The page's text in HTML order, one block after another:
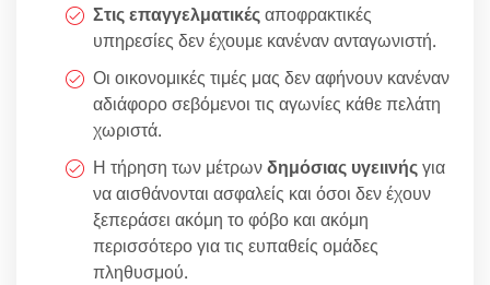
Στις επαγγελματικέςαποφρακτικές
υπηρεσίες δεν έχουμε κανέναν ανταγωνιστή.
Οι οικονομικές τιμές μας δεν αφήνουν κανέναν
αδιάφορο σεβόμενοι τις αγωνίες κάθε πελάτη
χωριστά.
Η τήρηση των μέτρωνδημόσιας υγειινήςγια
να αισθάνονται ασφαλείς και όσοι δεν έχουν
ξεπεράσει ακόμη το φόβο και ακόμη
περισσότερο για τις ευπαθείς ομάδες
πληθυσμού.